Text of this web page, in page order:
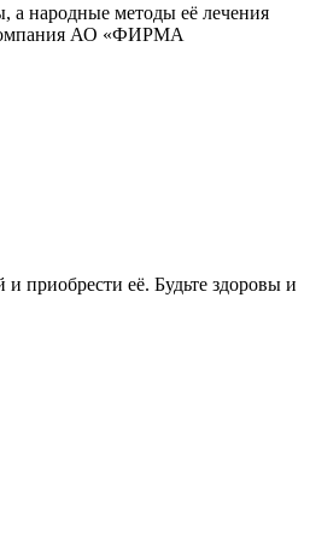
а народные методы её лечения
Компания АО «ФИРМА
её. Будьте здоровы и